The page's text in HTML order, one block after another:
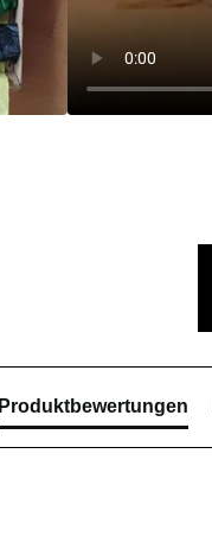
Produktbewertungen